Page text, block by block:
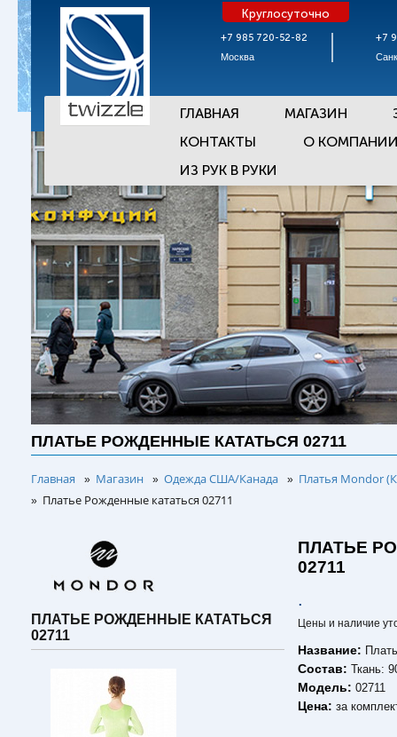
+7 985 720-52-82
Москва
Круглосуточно
+7
ГЛАВНАЯ МАГАЗИН
КОНТАКТЫ
О
ИЗ РУК В РУКИ
ПЛАТЬЕ РОЖДЕННЫЕ КАТАТЬСЯ 02711
Главная » Магазин » Одежда США/Канада » Платья Mondor
» Платье Рожденные кататься 02711
ПЛАТЬЕ РОЖДЕННЫЕ КАТАТЬСЯ
02711
ПЛАТЬЕ
02711
.
Цены и наличие
Название:
Состав:Ткань:
Модель:02711
Цена:за